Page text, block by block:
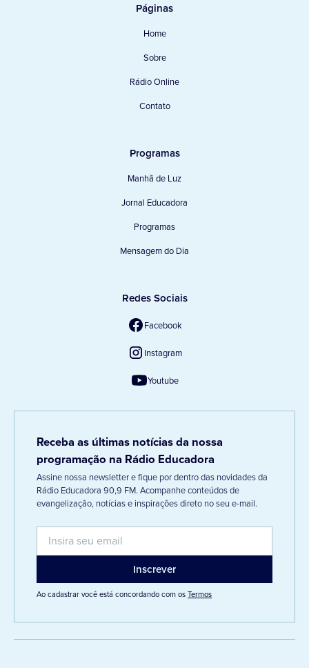
Páginas
Home
Sobre
Rádio Online
Contato
Programas
Manhã de Luz
Jornal Educadora
Programas
Mensagem do Dia
Redes Sociais
Facebook
Instagram
Youtube
Receba as últimas notícias da nossa
programação na Rádio Educadora
Assine nossa newsletter e fique por dentro das novidades da
Rádio Educadora 90,9 FM. Acompanhe conteúdos de
evangelização, notícias e inspirações direto no seu e-mail.
Ao cadastrar você está concordando com osTermos